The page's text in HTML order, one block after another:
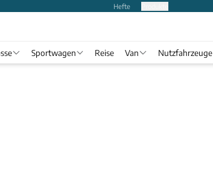
Hefte
Sportwagen Reise Van Nutzfahrzeuge